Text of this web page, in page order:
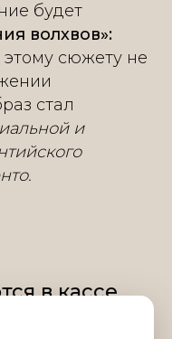
будет
волхвов»:
сюжету не
стал
и
в кассе